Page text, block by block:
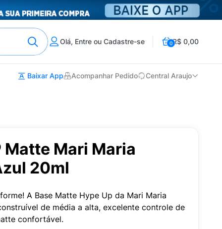
Olá, Entre ou Cadastre-se 0R$ 0,00
Baixar App Acompanhar Pedido Central Araujo
Matte Mari Maria
20ml
A Base Matte Hype Up da Mari Maria
de média a alta, excelente controle de
confortável.